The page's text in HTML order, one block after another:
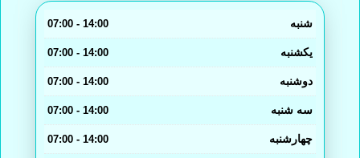
شنبه 14:00 - 07:00
یکشنبه 14:00 - 07:00
دوشنبه 14:00 - 07:00
سه شنبه 14:00 - 07:00
چهارشنبه 14:00 - 07:00